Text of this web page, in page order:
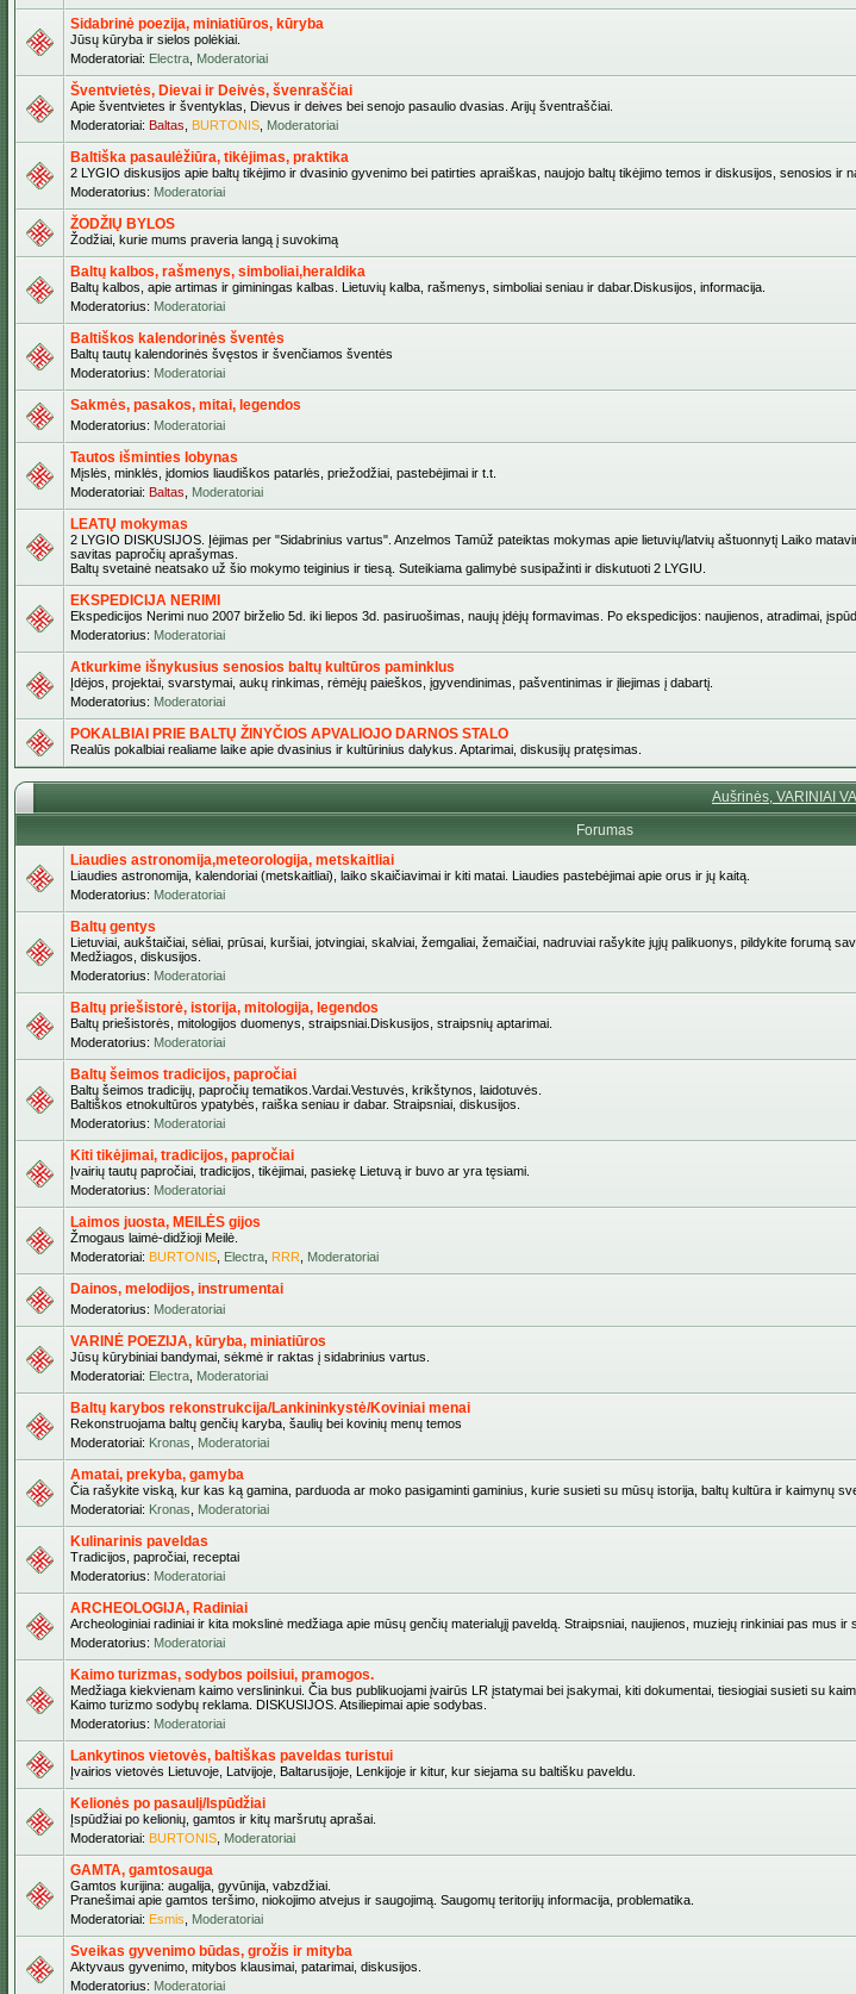
Sidabrinė poezija, miniatiūros, kūryba
Jūsų kūryba ir sielos polėkiai.
Moderatoriai: Electra Moderatoriai
Šventvietės, Dievai ir Deivės, švenraščiai
Apie šventvietes ir šventyklas, Dievus ir deives bei senojo pasaulio dvasias. Arijų šventraščiai.
Moderatoriai: Baltas BURTONIS Moderatoriai
Baltiška pasaulėžiūra, tikėjimas, praktika
2 LYGIO diskusijos apie baltų tikėjimo ir dvasinio gyvenimo bei patirties apraiškas, naujojo baltų tikėjimo temos ir diskusijos, senosios ir
Moderatorius: Moderatoriai
ŽODŽIŲ BYLOS
Žodžiai, kurie mums praveria langą į suvokimą
Baltų kalbos, rašmenys, simboliai,heraldika
Baltų kalbos, apie artimas ir giminingas kalbas. Lietuvių kalba, rašmenys, simboliai seniau ir dabar.Diskusijos, informacija.
Moderatorius: Moderatoriai
Baltiškos kalendorinės šventės
Baltų tautų kalendorinės švęstos ir švenčiamos šventės
Moderatorius: Moderatoriai
Sakmės, pasakos, mitai, legendos
Moderatorius: Moderatoriai
Tautos išminties lobynas
Mįslės, minklės, įdomios liaudiškos patarlės, priežodžiai, pastebėjimai ir t.t.
Moderatoriai: Baltas Moderatoriai
LEATŲ mokymas
2 LYGIO DISKUSIJOS. Įėjimas per "Sidabrinius vartus". Anzelmos Tamūž pateiktas mokymas apie lietuvių/latvių aštuonnytį Laiko
savitas papročių aprašymas.
Baltų svetainė neatsako už šio mokymo teiginius ir tiesą. Suteikiama galimybė susipažinti ir diskutuoti 2 LYGIU.
EKSPEDICIJA NERIMI
Ekspedicijos Nerimi nuo 2007 birželio 5d. iki liepos 3d. pasiruošimas, naujų įdėjų formavimas. Po ekspedicijos: naujienos, atradimai,
Moderatorius: Moderatoriai
Atkurkime išnykusius senosios baltų kultūros paminklus
Įdėjos, projektai, svarstymai, aukų rinkimas, rėmėjų paieškos, įgyvendinimas, pašventinimas ir įliejimas į dabartį.
Moderatorius: Moderatoriai
POKALBIAI PRIE BALTŲ ŽINYČIOS APVALIOJO DARNOS STALO
Realūs pokalbiai realiame laike apie dvasinius ir kultūrinius dalykus. Aptarimai, diskusijų pratęsimas.
Aušrinės, VARINIAI
Forumas
Liaudies astronomija,meteorologija, metskaitliai
Liaudies astronomija, kalendoriai (metskaitliai), laiko skaičiavimai ir kiti matai. Liaudies pastebėjimai apie orus ir jų kaitą.
Moderatorius: Moderatoriai
Baltų gentys
Lietuviai, aukštaičiai, sėliai, prūsai, kuršiai, jotvingiai, skalviai, žemgaliai, žemaičiai, nadruviai rašykite jųjų palikuonys, pildykite forumą
Medžiagos, diskusijos.
Moderatorius: Moderatoriai
Baltų priešistorė, istorija, mitologija, legendos
Baltų priešistorės, mitologijos duomenys, straipsniai.Diskusijos, straipsnių aptarimai.
Moderatorius: Moderatoriai
Baltų šeimos tradicijos, papročiai
Baltų šeimos tradicijų, papročių tematikos.Vardai.Vestuvės, krikštynos, laidotuvės.
Baltiškos etnokultūros ypatybės, raiška seniau ir dabar. Straipsniai, diskusijos.
Moderatorius: Moderatoriai
Kiti tikėjimai, tradicijos, papročiai
Įvairių tautų papročiai, tradicijos, tikėjimai, pasiekę Lietuvą ir buvo ar yra tęsiami.
Moderatorius: Moderatoriai
Laimos juosta, MEILĖS gijos
Žmogaus laimė-didžioji Meilė.
Moderatoriai: BURTONIS Electra RRR Moderatoriai
Dainos, melodijos, instrumentai
Moderatorius: Moderatoriai
VARINĖ POEZIJA, kūryba, miniatiūros
Jūsų kūrybiniai bandymai, sėkmė ir raktas į sidabrinius vartus.
Moderatoriai: Electra Moderatoriai
Baltų karybos rekonstrukcija/Lankininkystė/Koviniai menai
Rekonstruojama baltų genčių karyba, šaulių bei kovinių menų temos
Moderatoriai: Kronas Moderatoriai
Amatai, prekyba, gamyba
Čia rašykite viską, kur kas ką gamina, parduoda ar moko pasigaminti gaminius, kurie susieti su mūsų istorija, baltų kultūra ir kaimynų
Moderatoriai: Kronas Moderatoriai
Kulinarinis paveldas
Tradicijos, papročiai, receptai
Moderatorius: Moderatoriai
ARCHEOLOGIJA, Radiniai
Archeologiniai radiniai ir kita mokslinė medžiaga apie mūsų genčių materialųjį paveldą. Straipsniai, naujienos, muziejų rinkiniai pas mus ir
Moderatorius: Moderatoriai
Kaimo turizmas, sodybos poilsiui, pramogos.
Medžiaga kiekvienam kaimo verslininkui. Čia bus publikuojami įvairūs LR įstatymai bei įsakymai, kiti dokumentai, tiesiogiai susieti su
Kaimo turizmo sodybų reklama. DISKUSIJOS. Atsiliepimai apie sodybas.
Moderatorius: Moderatoriai
Lankytinos vietovės, baltiškas paveldas turistui
Įvairios vietovės Lietuvoje, Latvijoje, Baltarusijoje, Lenkijoje ir kitur, kur siejama su baltišku paveldu.
Kelionės po pasaulį/Ispūdžiai
Įspūdžiai po kelionių, gamtos ir kitų maršrutų aprašai.
Moderatoriai: BURTONIS Moderatoriai
GAMTA, gamtosauga
Gamtos kurijina: augalija, gyvūnija, vabzdžiai.
Pranešimai apie gamtos teršimo, niokojimo atvejus ir saugojimą. Saugomų teritorijų informacija, problematika.
Moderatoriai: Esmis Moderatoriai
Sveikas gyvenimo būdas, grožis ir mityba
Aktyvaus gyvenimo, mitybos klausimai, patarimai, diskusijos.
Moderatorius: Moderatoriai